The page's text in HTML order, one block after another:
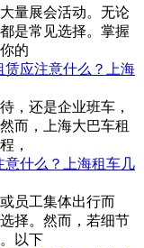
量展会活动。无论
是常见选择。掌握
的
赁应注意什么？上海
，还是企业班车，
而，上海大巴车租
，
意什么？上海租车几
员工集体出行而
择。然而，若细节
以下